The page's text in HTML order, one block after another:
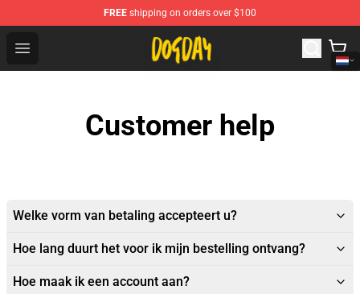
FREE shipping on orders over $100
Open menu
DogDay Store - Official DogDay Merchandise Shop
Customer help
Welke vorm van betaling accepteert u?
Hoe lang duurt het voor ik mijn bestelling ontvang?
Hoe maak ik een account aan?